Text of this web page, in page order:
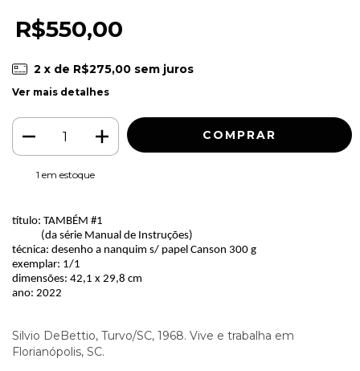
R$550,00
2 x de R$275,00 sem juros
Ver mais detalhes
1 em estoque
título: TAMBÉM #1
(da série Manual de Instruções)
técnica: desenho a nanquim s/ papel Canson 300 g
exemplar: 1/1
dimensões: 42,1 x 29,8 cm
ano: 2022
Silvio DeBettio, Turvo/SC, 1968. Vive e trabalha em
Florianópolis, SC.